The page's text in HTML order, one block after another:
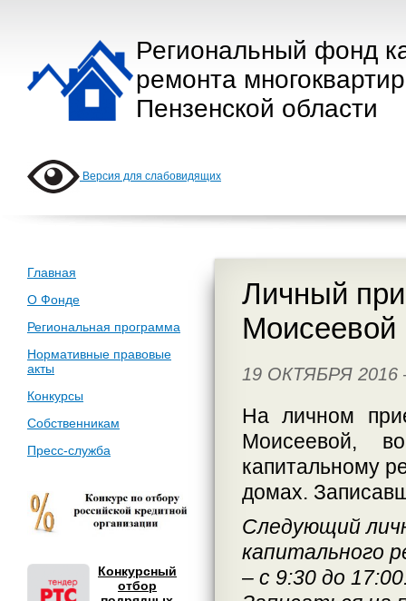
Региональный фонд
ремонта
Пензенской области
Версия для слабовидящих
Главная
О Фонде
Региональная программа
Нормативные правовые
акты
Конкурсы
Собственникам
Пресс-служба
Конкурсный
отбор
Личный
Моисеевой
19 ОКТЯБРЯ
На личном
Моисеевой,
капитальному
домах.
Следующий
капитального
– с 9:30 до